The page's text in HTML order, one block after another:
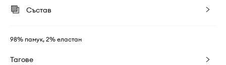
Състав
98% памук, 2% еластан
Тагове